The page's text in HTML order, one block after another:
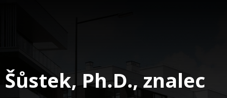
Ph.D., znalec